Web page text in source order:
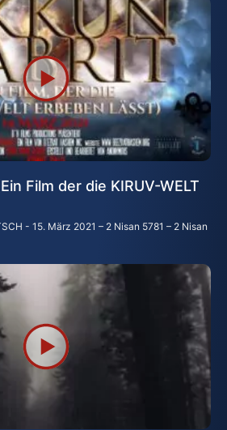
Film der die KIRUV-WELT
15. März 2021 – 2 Nisan 5781 – 2 Nisan